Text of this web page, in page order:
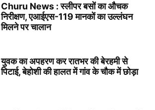
Churu News : स्लीपर बसों का औचक
निरीक्षण, एआईएस-119 मानकों का उल्लंघन
मिलने पर चालान
युवक का अपहरण कर रातभर की बेरहमी से
पिटाई, बेहोशी की हालत में गांव के चौक में छोड़ा